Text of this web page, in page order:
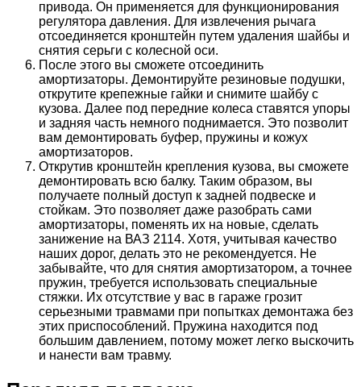
привода. Он применяется для функционирования
регулятора давления. Для извлечения рычага
отсоединяется кронштейн путем удаления шайбы и
снятия серьги с колесной оси.
После этого вы сможете отсоединить
амортизаторы. Демонтируйте резиновые подушки,
открутите крепежные гайки и снимите шайбу с
кузова. Далее под передние колеса ставятся упоры
и задняя часть немного поднимается. Это позволит
вам демонтировать буфер, пружины и кожух
амортизаторов.
Открутив кронштейн крепления кузова, вы сможете
демонтировать всю балку. Таким образом, вы
получаете полный доступ к задней подвеске и
стойкам. Это позволяет даже разобрать сами
амортизаторы, поменять их на новые, сделать
занижение на ВАЗ 2114. Хотя, учитывая качество
наших дорог, делать это не рекомендуется. Не
забывайте, что для снятия амортизатором, а точнее
пружин, требуется использовать специальные
стяжки. Их отсутствие у вас в гараже грозит
серьезными травмами при попытках демонтажа без
этих приспособлений. Пружина находится под
большим давлением, потому может легко выскочить
и нанести вам травму.